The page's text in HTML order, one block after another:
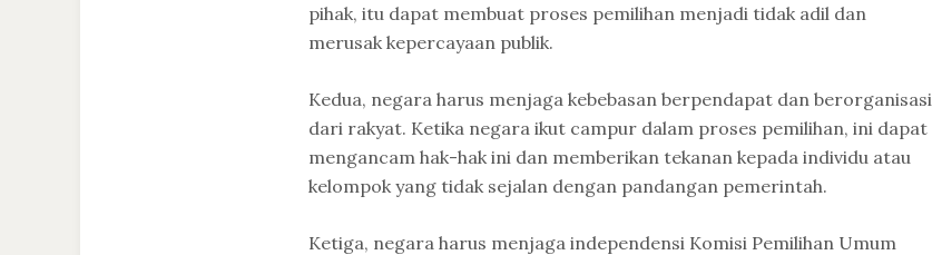
pihak, itu dapat membuat proses pemilihan menjadi tidak adil dan
merusak kepercayaan publik.
Kedua, negara harus menjaga kebebasan berpendapat dan berorganisasi
dari rakyat. Ketika negara ikut campur dalam proses pemilihan, ini dapat
mengancam hak-hak ini dan memberikan tekanan kepada individu atau
kelompok yang tidak sejalan dengan pandangan pemerintah.
Ketiga, negara harus menjaga independensi Komisi Pemilihan Umum